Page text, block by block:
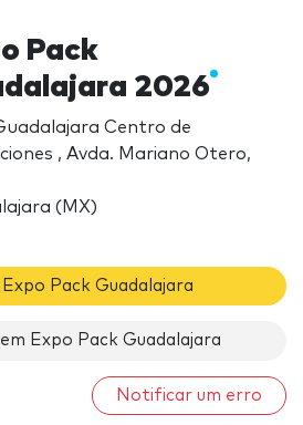
Pack
2026
Centro de
, Avda. Mariano Otero,
(MX)
Pack Guadalajara
Expo Pack Guadalajara
Notificar um erro